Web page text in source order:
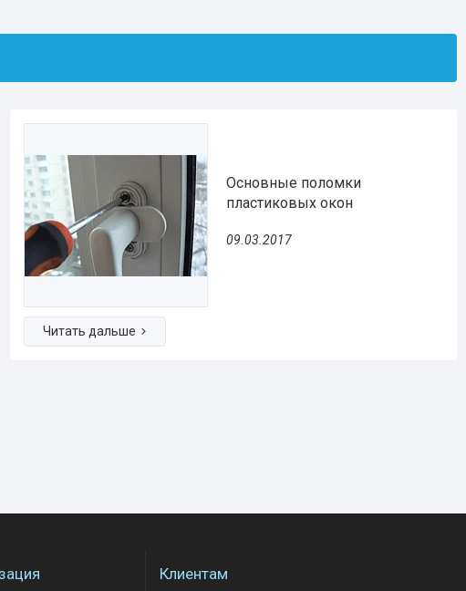
Основные поломки
пластиковых окон
09.03.2017
Клиентам